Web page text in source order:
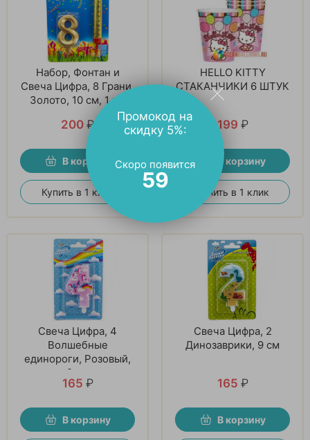
Набор, Фонтан и
Свеча Цифра, 8 Грани,
Золото, 10 см, 1 шт
200 ₽
В корзину
Купить в 1 клик
HELLO KITTY
СТАКАНЧИКИ 6 ШТУК
199 ₽
В корзину
Купить в 1 клик
Свеча Цифра, 4
Волшебные
единороги, Розовый,
9 см
165 ₽
В корзину
Свеча Цифра, 2
Динозаврики, 9 см
165 ₽
В корзину
Промокод на
скидку 5%:
Скоро появится
58